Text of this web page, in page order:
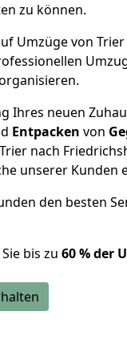
zu können.
Umzüge von
Ihres neuen
Entpacken von
nach
unserer Kunden
den besten
bis zu 60 % der